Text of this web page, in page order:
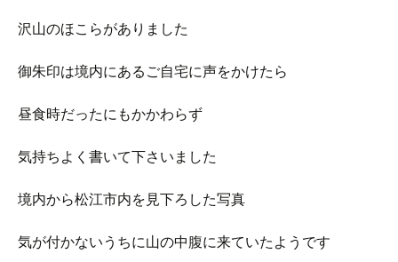
沢山のほこらがありました
御朱印は境内にあるご自宅に声をかけたら
昼食時だったにもかかわらず
気持ちよく書いて下さいました
境内から松江市内を見下ろした写真
気が付かないうちに山の中腹に来ていたようです